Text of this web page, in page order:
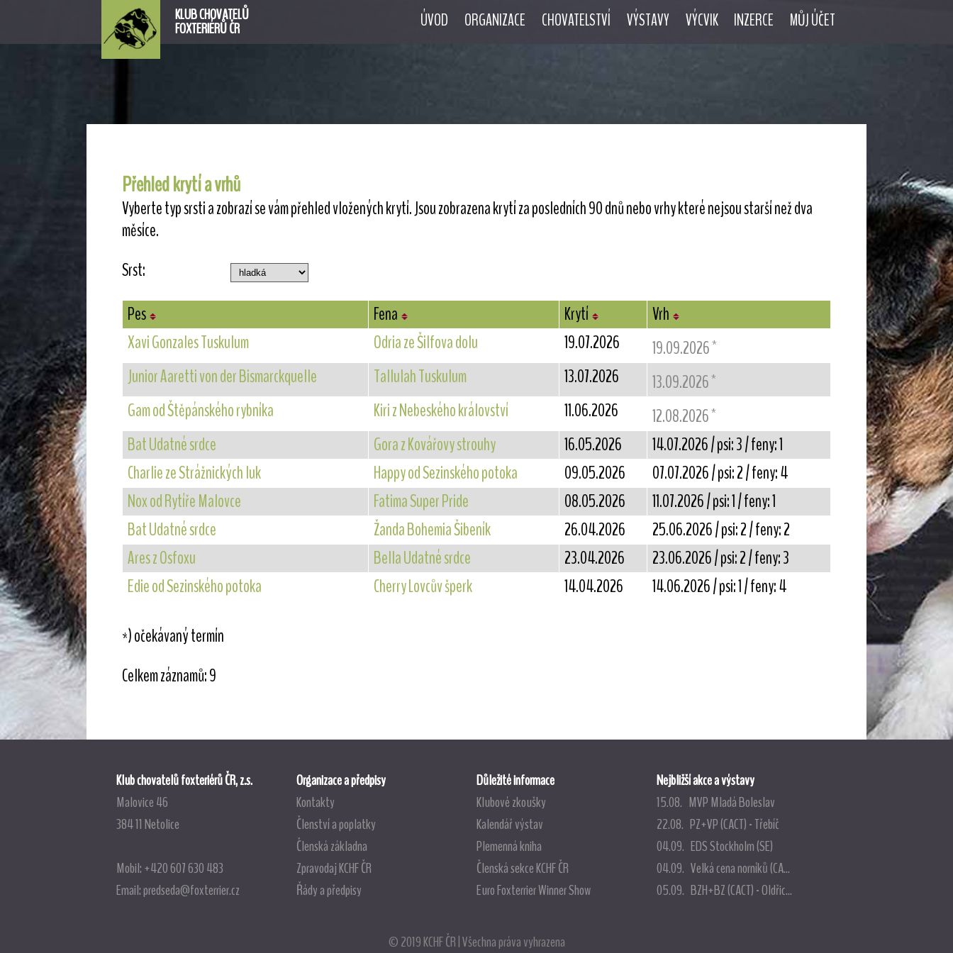
KLUB CHOVATELŮ
FOXTERIÉRŮ ČR ÚVOD ORGANIZACE CHOVATELSTVÍ VÝSTAVY VÝCVIK INZERCE MŮJ ÚČET
Přehled krytí a vrhů
Vyberte typ srsti a zobrazí se vám přehled vložených krytí. Jsou zobrazena krytí za posledních 90 dnů nebo vrhy které nejsou starší než dva
měsíce.
Srst:
Pes
Fena Krytí
Vrh
Xavi Gonzales Tuskulum
Odria ze Šilfova dolu 19.07.2026 19.09.2026*
Junior Aaretti von der Bismarckquelle Tallulah Tuskulum 13.07.2026 13.09.2026*
Gam od Štěpánského rybníka Kiri z Nebeského království 11.06.2026 12.08.2026*
Bat Udatné srdce Gora z Kovářovy strouhy 16.05.2026
14.07.2026 / psi: 3 / feny: 1
Charlie ze Strážnických luk
Happy od Sezinského potoka 09.05.2026
07.07.2026 / psi: 2 / feny: 4
Nox od Rytíře Malovce
Fatima Super Pride 08.05.2026
11.07.2026 / psi: 1 / feny: 1
Bat Udatné srdce
Žanda Bohemia Šibeník 26.04.2026
25.06.2026 / psi: 2 / feny: 2
Ares z Osfoxu
Bella Udatné srdce 23.04.2026
23.06.2026 / psi: 2 / feny: 3
Edie od Sezinského potoka
Cherry Lovcův šperk 14.04.2026 14.06.2026 / psi: 1 / feny: 4
*) očekávaný termín
Celkem záznamů: 9
Klub chovatelů foxteriérů ČR, z.s.
Malovice 46
384 11 Netolice
Mobil: +420 607 630 483
Email:predseda@foxterrier.cz
Organizace a předpisy
Kontakty
Členství a poplatky
Členská základna
Zpravodaj KCHF ČR
Řády a předpisy
Důležité informace
Klubové zkoušky
Kalendář výstav
Plemenná kniha
Členská sekce KCHF ČR
Euro Foxterrier Winner Show
Nejbližší akce a výstavy
15.08. MVP Mladá Boleslav
22.08. PZ+VP (CACT) - Třebíč
04.09. EDS Stockholm (SE)
04.09. Velká cena norníků (CA...
05.09. BZH+BZ (CACT) - Oldřic...
© 2019 KCHF ČR | Všechna práva vyhrazena